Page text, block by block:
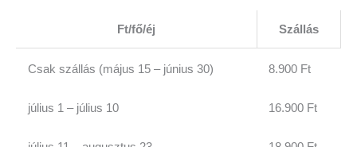
Ft/fő/éj Szállás
Csak szállás (május 15 – június 30) 8.900 Ft
július 1 – július 10 16.900 Ft